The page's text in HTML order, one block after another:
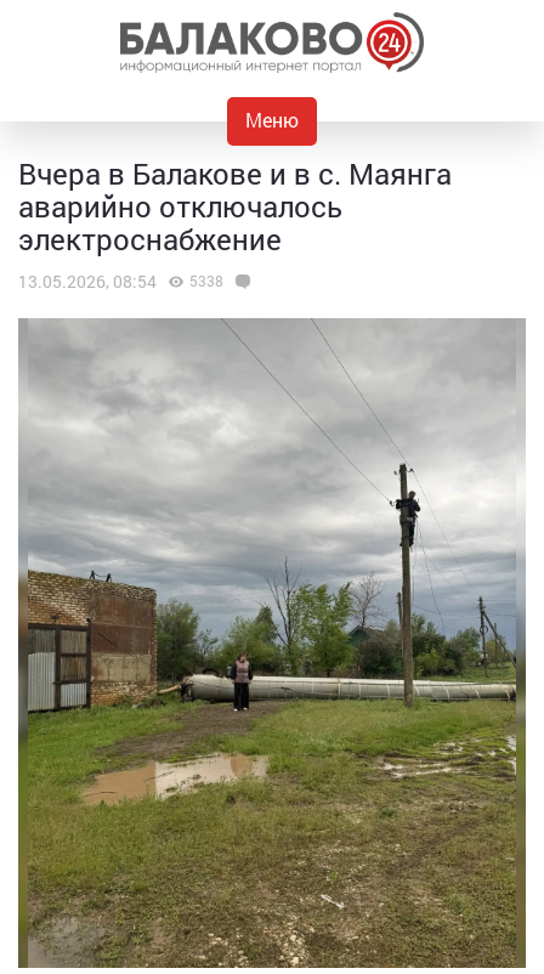
Меню
Вчера в Балакове и в с. Маянга
аварийно отключалось
электроснабжение
13.05.2026, 08:54 5338